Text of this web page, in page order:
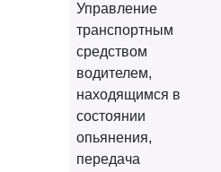
Управление
транспортным
средством
водителем,
находящимся в
состоянии
опьянения,
передача